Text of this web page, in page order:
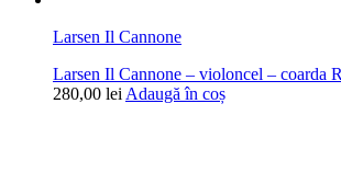
Larsen Il Cannone
Larsen Il Cannone – violoncel – coarda
280,00 lei Adaugă în coș